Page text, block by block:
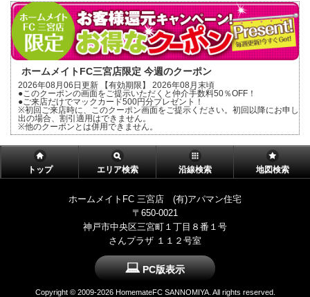
ホームメイトFC三宮店限定 今週のクーポン
2026年08月06日更新 【有効期限】 2026年08月末頃
●このクーポンの画面をご提示いただくと仲介手数料50％OFF！
●ご来店だけでマックカード500円分プレゼント！
※初回ご来店時に、このクーポン画面をご提示ください。初回以降にお申し
出の場合、割引適用はできません。
※他のクーポンとは併用できません。
トップ エリア検索 沿線検索 地図検索
ホームメイトFC 三宮店 (有)アパマン住宅
〒650-0021
神戸市中央区三宮町１丁目８番１号
さんプラザ １１２号室
PC版表示
Copyright © 2009-2026 HomemateFC SANNOMIYA. All rights reserved.